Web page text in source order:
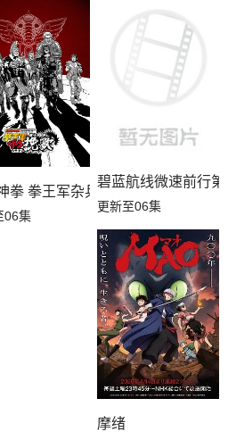
第02集
歌
拳 拳王军杂兵们的挽歌
06集
碧蓝航线微速前行
更新至06集
摩绪